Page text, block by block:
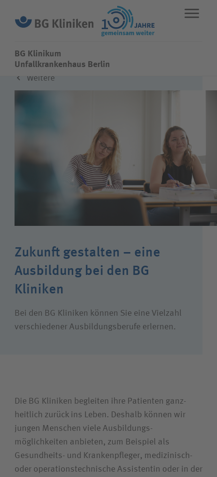
BG Klinikum
ENGLISHNOTFALL
Wie können wir Ihnen helfen?
Suchwert
Besucherin / Besucher
Unfallversicherungsträger
BG Klinikum
Unfallkrankenhaus Berlin
Weitere
Zukunft gestalten – eine
Ausbildung bei den BG
Kliniken
Bei den BG Kliniken können Sie eine Vielzahl
verschiedener Ausbildungs­berufe erlernen.
Die BG Kliniken begleiten ihre Patienten ganz­
heitlich zurück ins Leben. Deshalb können wir
jungen Menschen viele Ausbildungs­
möglichkeiten anbieten, zum Beispiel als
Gesundheits- und Krankenpfleger, medizinisch-
oder operations­technische Assistentin oder in der